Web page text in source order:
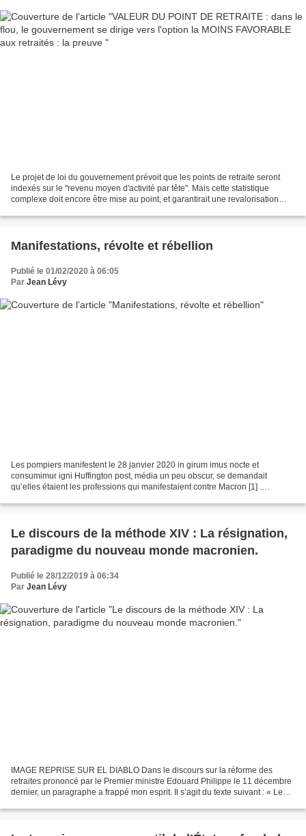
Le projet de loi du gouvernement prévoit que les points de retraite seront
indexés sur le "revenu moyen d'activité par tête". Mais cette statistique
complexe doit encore être mise au point, et garantirait une revalorisation
Manifestations, révolte et rébellion
Publié le 01/02/2020 à 06:05
Par Jean Lévy
Les pompiers manifestent le 28 janvier 2020 in girum imus nocte et
consumimur igni Huffington post, média un peu obscur, se demandait
qu’elles étaient les professions qui manifestaient contre Macron [1] .
Le discours de la méthode XIV : La résignation,
paradigme du nouveau monde macronien.
Publié le 28/12/2019 à 06:34
Par Jean Lévy
IMAGE REPRISE SUR EL DIABLO Dans le discours sur la réforme des
retraites prononcé par le Premier ministre Edouard Philippe le 11 décembre
dernier, un paragraphe a frappé mon esprit. Il s’agit du texte suivant : « Le